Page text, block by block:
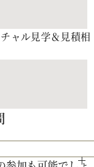
式のみ、披露
ングをさせていた
ディアをご紹介。
直送の食材を使
ケータリング実績を
い！
。
ャル見学＆見積相